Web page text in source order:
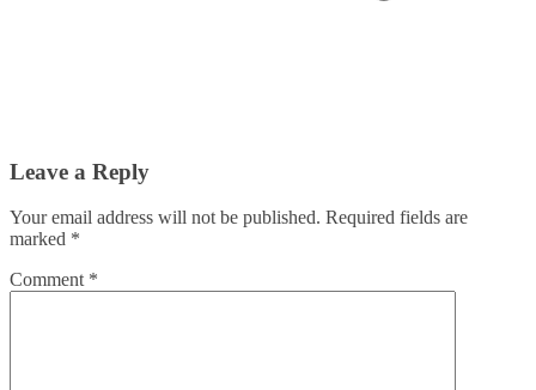
Leave a Reply
Your email address will not be published. Required fields are
marked *
Comment *